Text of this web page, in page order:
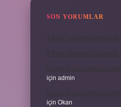
SON YORUMLAR
için admin
için Okan